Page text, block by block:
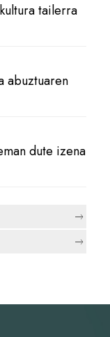
tailerra
abuztuaren
dute izena